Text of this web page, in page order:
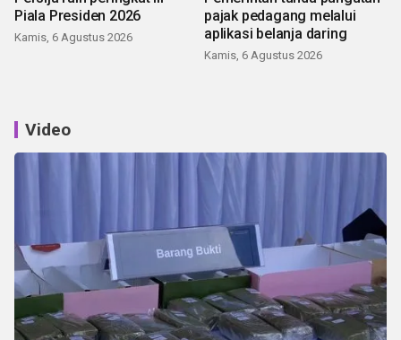
Piala Presiden 2026
Kamis, 6 Agustus 2026
pajak pedagang melalui
aplikasi belanja daring
Kamis, 6 Agustus 2026
Video